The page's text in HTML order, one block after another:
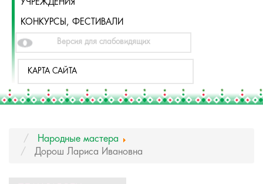
УЧРЕЖДЕНИЯ
КОНКУРСЫ, ФЕСТИВАЛИ
Версия для слабовидящих
КАРТА САЙТА
Народные мастера
Дорош Лариса Ивановна